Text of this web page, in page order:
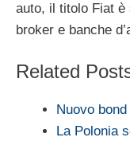
auto, il titolo Fiat è
broker e banche
Related
Nuovo
La Polonia